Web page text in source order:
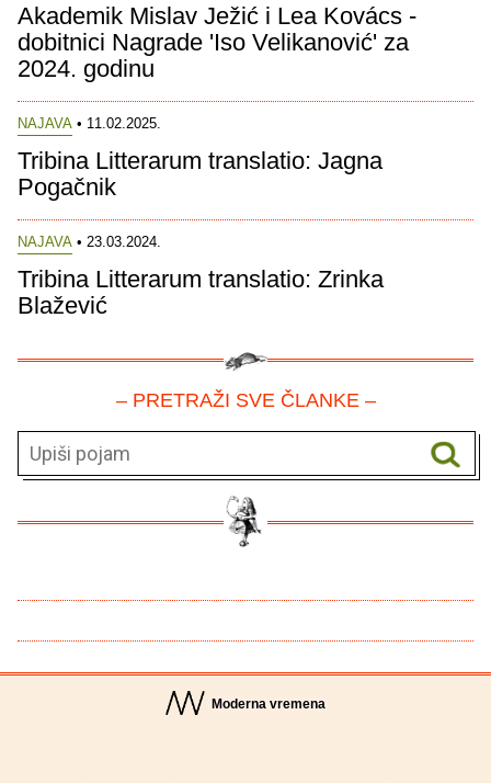
Akademik Mislav Ježić i Lea Kovács -
dobitnici Nagrade 'Iso Velikanović' za
2024. godinu
NAJAVA • 11.02.2025.
Tribina Litterarum translatio: Jagna
Pogačnik
NAJAVA • 23.03.2024.
Tribina Litterarum translatio: Zrinka
Blažević
– PRETRAŽI SVE ČLANKE –
Moderna vremena